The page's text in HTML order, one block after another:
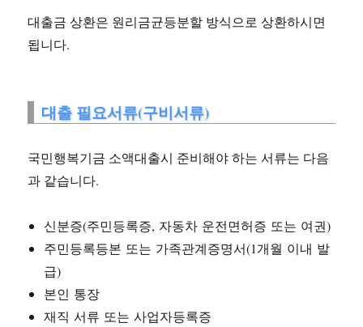
대출금 상환은 원리금균등분할 방식으로 상환하시면
됩니다.
대출 필요서류(구비서류)
국민행복기금 소액대출시 준비해야 하는 서류는 다음
과 같습니다.
신분증(주민등록증, 자동차 운전면허증 또는 여권)
주민등록등본 또는 가족관계증명서(1개월 이내 발
급)
본인 통장
재직 서류 또는 사업자등록증